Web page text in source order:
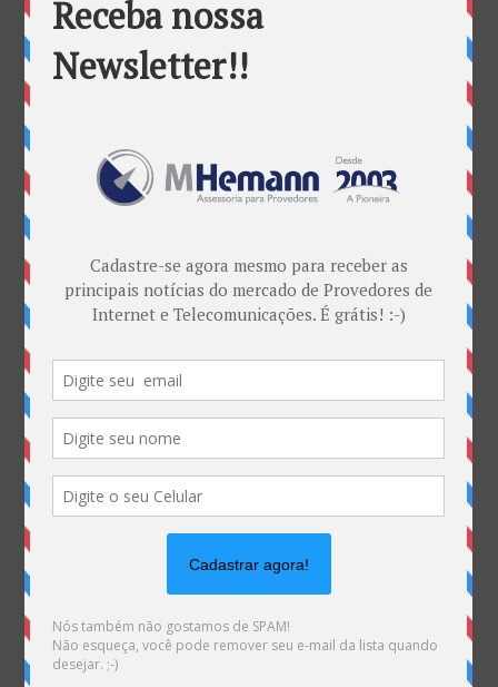
www.bndes.gov.bre saibam das linhas
estratégicos e as secretarias do ministério estão
O evento contou também com participação do
Menezes. O webinar ainda respondeu questões dos
internautas sobre disponibilidade dos recursos nos
bancos e limitações colocadas pelas instituições.
FICOU INTERESSADO EM SABER MAIORES
INFORMAÇÕES?
LINK PARA ASSISTIR AO WEBINAR COMPLETO NO
CANAL DO MCTIC NO YOUTUBE
https://www.youtube.com/watch?v=uQ7AFNa9rxc
FONTE:MCTIC| BLOG MHEMANN